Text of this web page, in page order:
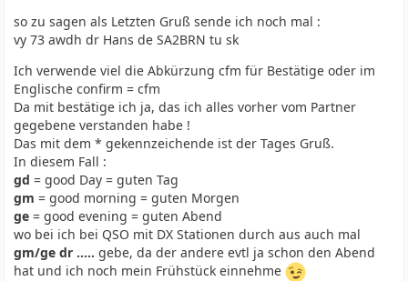
so zu sagen als Letzten Gruß sende ich noch mal :
vy 73 awdh dr Hans de SA2BRN tu sk
Ich verwende viel die Abkürzung cfm für Bestätige oder im
Englische confirm = cfm
Da mit bestätige ich ja, das ich alles vorher vom Partner
gegebene verstanden habe !
Das mit dem * gekennzeichende ist der Tages Gruß.
In diesem Fall :
gd = good Day = guten Tag
gm = good morning = guten Morgen
ge = good evening = guten Abend
wo bei ich bei QSO mit DX Stationen durch aus auch mal
gm/ge dr ..... gebe, da der andere evtl ja schon den Abend
hat und ich noch mein Frühstück einnehme